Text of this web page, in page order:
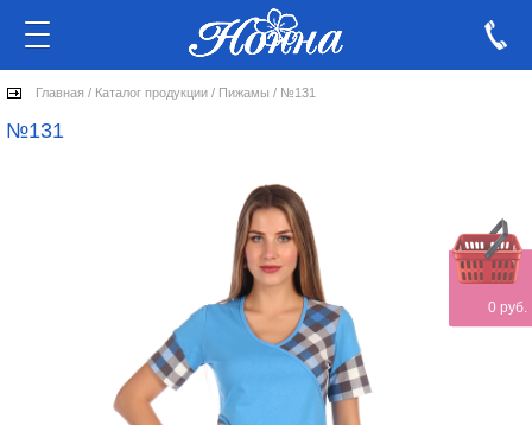
Главная / Каталог продукции / Пижамы / №131
№131
0 руб.